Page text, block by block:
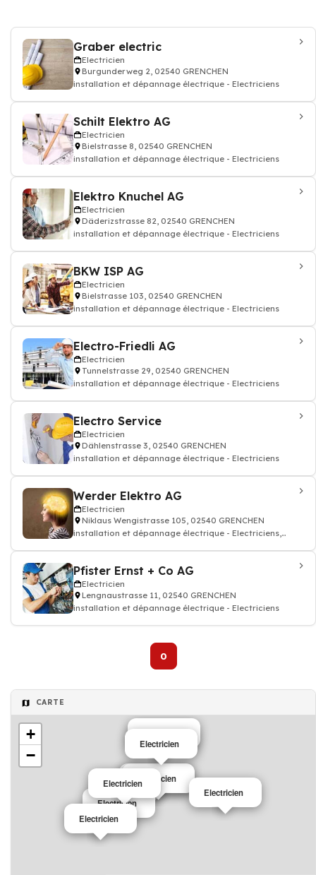
Graber electric
Electricien
Burgunderweg 2, 02540 GRENCHEN
installation et dépannage électrique - Electriciens
Schilt Elektro AG
Electricien
Bielstrasse 8, 02540 GRENCHEN
installation et dépannage électrique - Electriciens
Elektro Knuchel AG
Electricien
Däderizstrasse 82, 02540 GRENCHEN
installation et dépannage électrique - Electriciens
BKW ISP AG
Electricien
Bielstrasse 103, 02540 GRENCHEN
installation et dépannage électrique - Electriciens
Electro-Friedli AG
Electricien
Tunnelstrasse 29, 02540 GRENCHEN
installation et dépannage électrique - Electriciens
Electro Service
Electricien
Dählenstrasse 3, 02540 GRENCHEN
installation et dépannage électrique - Electriciens
Werder Elektro AG
Electricien
Niklaus Wengistrasse 105, 02540 GRENCHEN
installation et dépannage électrique - Electriciens,
Pfister Ernst + Co AG
Electricien
Lengnaustrasse 11, 02540 GRENCHEN
installation et dépannage électrique - Electriciens
0
CARTE
Electricien
Electricien
Electricien
Electricien
Electricien
Electricien
Electricien
+
−